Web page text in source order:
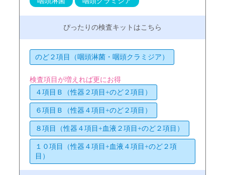
のど２項目（咽頭淋菌・咽頭クラミジア）
検査項目が増えれば更にお得
４項目Ｂ（性器２項目+のど２項目）
６項目Ｂ（性器４項目+のど２項目）
８項目（性器４項目+血液２項目+のど２項目）
１０項目（性器４項目+血液４項目+のど２項
目）